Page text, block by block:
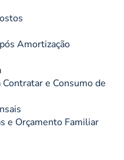
Amortização
e Consumo de
e Orçamento Familiar